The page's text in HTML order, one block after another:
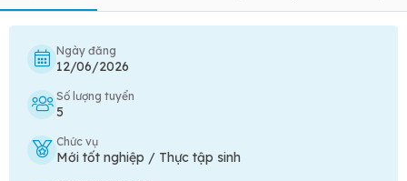
Ngày đăng
12/06/2026
Số lượng tuyển
5
Chức vụ
Mới tốt nghiệp / Thực tập sinh